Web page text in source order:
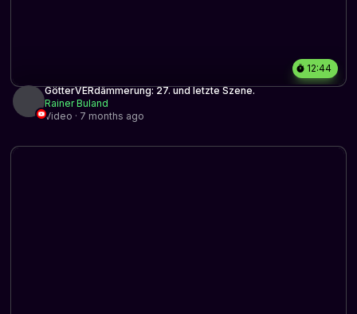
12:44
GötterVERdämmerung: 27. und letzte Szene.
Rainer Buland
Video · 7 months ago